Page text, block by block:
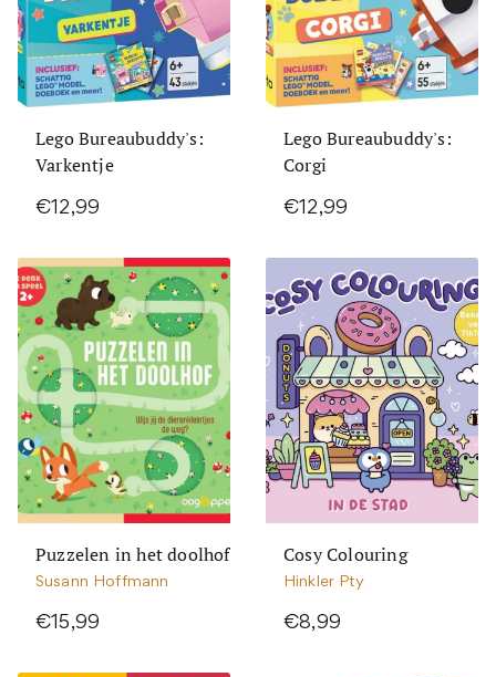
Lego Bureaubuddy's:
Varkentje
€12,99
Lego Bureaubuddy's:
Corgi
€12,99
Puzzelen in het doolhof
Susann Hoffmann
€15,99
Cosy Colouring
Hinkler Pty
€8,99